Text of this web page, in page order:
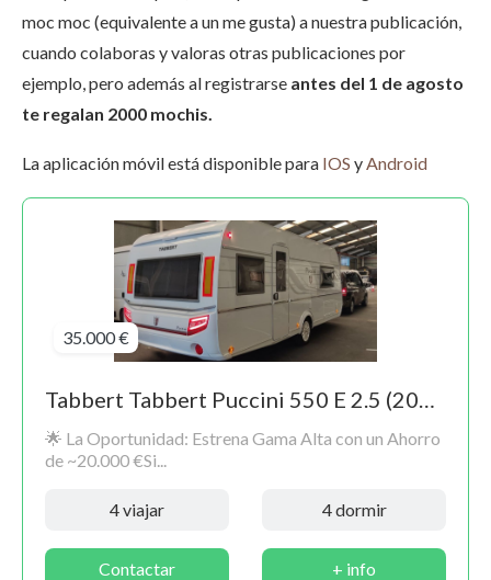
moc moc (equivalente a un me gusta) a nuestra publicación,
cuando colaboras y valoras otras publicaciones por
ejemplo, pero además al registrarse antes del 1 de agosto
te regalan 2000 mochis.
La aplicación móvil está disponible para IOS y Android
35.000 €
🌟 La Oportunidad: Estrena Gama Alta con un Ahorro
de ~20.000 €Si...
4 viajar 4 dormir
Contactar + info